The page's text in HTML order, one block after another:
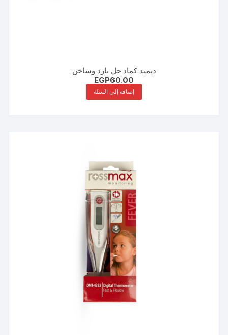
ديميد كماد جل بارد وساخن
EGP60.00
إضافة إلى السلة